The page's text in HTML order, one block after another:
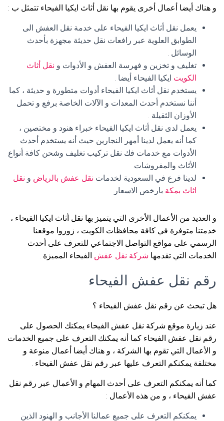
و هناك أيضا أعمال أخرى يقوم بها نقل أثاث ايكيا الفيحاء تتمثل ب :
يعمل نقل أثاث ايكيا الفيحاء على خدمة نقل العفش الى
الطوابق العلوية عبر رافعات نقل حديثة مجهزة بأحدث
الوسائل .
تغليف و تخزين و فهرسة العفش و الأدوات و نقل أثاث
الكويت ايكيا الفيحاء أيضا .
يستخدم نقل أثاث ايكيا الفيحاء أدوات متطورة و حديثة ، كما
أننا نستخدم أحدث المعدات و الآلات الخاصة برفع و تحمل
الأوزان الثقيلة .
يعمل لدى نقل أثاث ايكيا الفيحاء خبراء هنود و مختصين ،
كما أنه يعمل لدينا أمهر النجارين حيث أنه يستخدم أحدث
الأدوات مع خدمات فك نقل تركيب تغليف وشحن كافة أنواع
الأثاث والمفروشات.
لدينا فرع في السعودية لخدمات نقل عفش بالرياض و نقل
اثاث بمكة بارخص الاسعار.
و العديد من الأعمال الأخرى التي يتميز بها نقل أثاث ايكيا الفيحاء ،
خدمتنا متوفرة في كافة محافظات الكويت ، زوروا موقعنا
الرسمي على مواقع التواصل الاجتماعي للتعرف على أحدث
الخدمات التي تقدمها شركة نقل عفش الفيحاء المميزة .
رقم نقل عفش الفيحاء
هل تبحث عن رقم نقل عفش الفيحاء ؟
عند زيارة موقع شركة نقل عفش الفيحاء يمكنك الحصول على
رقم نقل عفش الفيحاء كما أنه يمكنك التعرف على جميع الخدمات
و الأعمال التي تقوم بها الشركة ، و هناك أيضا أعمال منوعة و
مختلفة يمكنكم التعرف عليها عبر رقم نقل عفش الفيحاء .
كما أنه يمكنكم التعرف على أحدث المهام و الأعمال عبر رقم نقل
عفش الفيحاء ، و من هذه الأعمال :
يمكنكم التعرف على جميع عمالنا الأجانب و الهنود الذين